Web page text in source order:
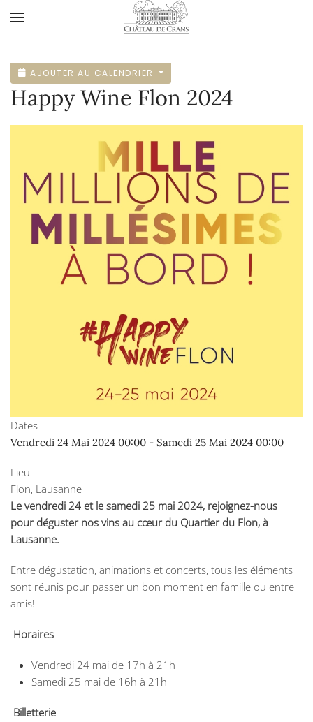
AJOUTER AU CALENDRIER
Happy Wine Flon 2024
Dates
Vendredi 24 Mai 2024 00:00 - Samedi 25 Mai 2024 00:00
Lieu
Flon, Lausanne
Le vendredi 24 et le samedi 25 mai 2024, rejoignez-nous
pour déguster nos vins au cœur du Quartier du Flon, à
Lausanne.
Entre dégustation, animations et concerts, tous les éléments
sont réunis pour passer un bon moment en famille ou entre
amis!
Horaires
Vendredi 24 mai de 17h à 21h
Samedi 25 mai de 16h à 21h
Billetterie